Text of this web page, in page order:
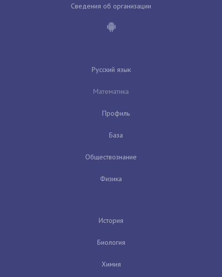
Сведения об организации
Русский язык
Математика
Профиль
База
Обществознание
Физика
История
Биология
Химия